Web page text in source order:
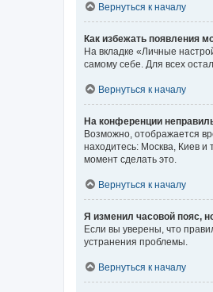
Вернуться к началу
Как избежать появления
На вкладке «Личные
самому себе. Для всех
Вернуться к началу
На конференции
Возможно, отображается
находитесь: Москва, Киев и
момент сделать это.
Вернуться к началу
Я изменил часовой пояс,
Если вы уверены, что
устранения проблемы.
Вернуться к началу